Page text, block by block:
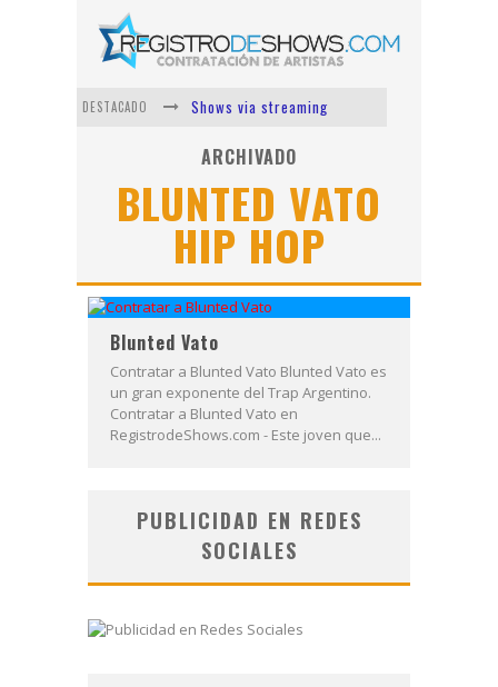
DESTACADO
Shows via streaming
Lit Killah
Nicki Nicole
Duki
Vi Em
Los Ángeles Azules
ARCHIVADO
BLUNTED VATO
HIP HOP
Blunted Vato
Contratar a Blunted Vato Blunted Vato es
un gran exponente del Trap Argentino.
Contratar a Blunted Vato en
RegistrodeShows.com - Este joven que...
PUBLICIDAD EN REDES
SOCIALES